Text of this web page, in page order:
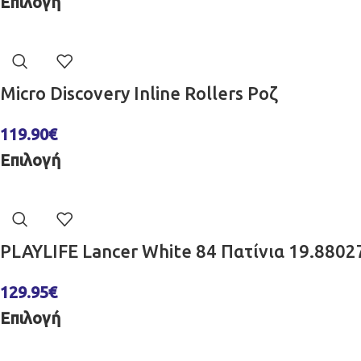
Micro Discovery Inline Rollers Ροζ
119.90€
Επιλογή
PLAYLIFE Lancer White 84 Πατίνια
129.95€
Επιλογή